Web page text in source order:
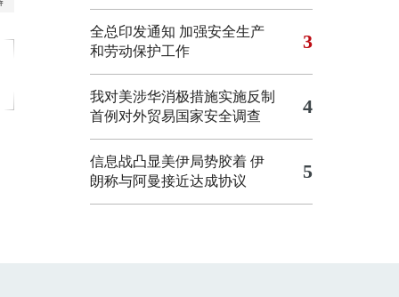
全总印发通知 加强安全生产
和劳动保护工作
3
我对美涉华消极措施实施反制
首例对外贸易国家安全调查
4
信息战凸显美伊局势胶着 伊
朗称与阿曼接近达成协议
5